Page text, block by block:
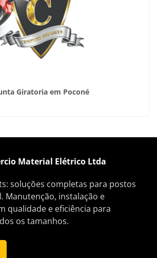
Giratoria em Poconé
Material Elétrico Ltda
soluções completas para postos
Manutenção, instalação e
qualidade e eficiência para
os tamanhos.